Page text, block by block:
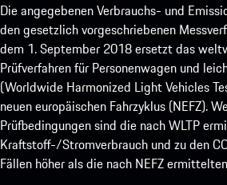
Die angegebenen Verbrauchs- und
den gesetzlich vorgeschriebenen
dem 1. September 2018 ersetzt das
Prüfverfahren für Personenwagen und
(Worldwide Harmonized Light Vehicles
neuen europäischen Fahrzyklus (NEFZ).
Prüfbedingungen sind die nach WLTP
Kraftstoff-/Stromverbrauch und zu den
Fällen höher als die nach NEFZ